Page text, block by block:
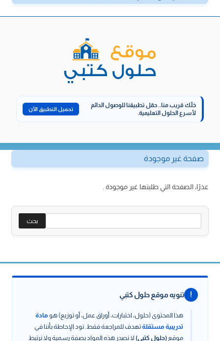
! تنويه موقع حلول كتبي
هذا المحتوى (حلول، اختبارات، أوراق عمل، أو توزيع) هو مادة
تدريبية مستقلةتهدف للمراجعة فقط. نود الإحاطة بأننا في
موقع (حلول كتبي) لا نصدر هذه المواد بصفة رسمية ولا نرتبط